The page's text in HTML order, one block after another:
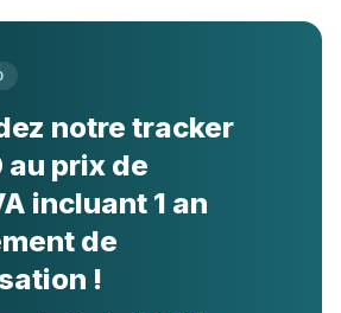
notre tracker
au prix de
incluant 1 an
de
!